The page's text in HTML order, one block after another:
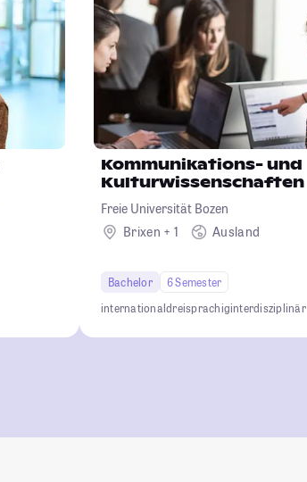
Kommunikations- und
Kulturwissenschaften
Freie Universität Bozen
Brixen + 1
Ausland
Bachelor
6 Semester
internationaldreisprachiginterdisziplinär